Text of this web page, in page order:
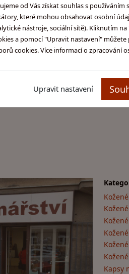
od Vás získat souhlas s používáním
které mohou obsahovat osobní
nástroje, sociální sítě). Kliknutím
a pomocí "Upravit nastavení"
cookies. Více informací o zpracování
Upravit nastavení
Vyrobeno
Kapsy